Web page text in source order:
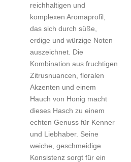
reichhaltigen und
komplexen Aromaprofil,
das sich durch süße,
erdige und würzige Noten
auszeichnet. Die
Kombination aus fruchtigen
Zitrusnuancen, floralen
Akzenten und einem
Hauch von Honig macht
dieses Hasch zu einem
echten Genuss für Kenner
und Liebhaber. Seine
weiche, geschmeidige
Konsistenz sorgt für ein